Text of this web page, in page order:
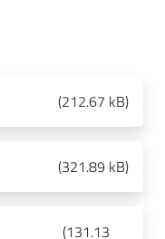
(212.67 kB)
(321.89 kB)
(131.13